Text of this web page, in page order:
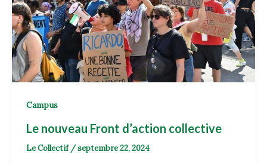
Campus
Le nouveau Front d’action collective
Le Collectif /septembre 22, 2024